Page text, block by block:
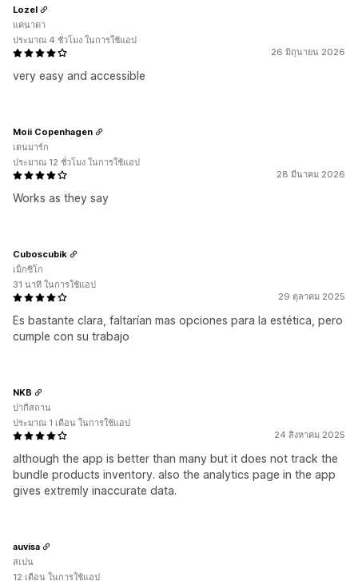
26 มิถุนายน 2026
very easy and accessible
Lozel
แคนาดา
ประมาณ 4 ชั่วโมง ในการใช้แอป
28 มีนาคม 2026
Works as they say
Moii Copenhagen
เดนมาร์ก
ประมาณ 12 ชั่วโมง ในการใช้แอป
29 ตุลาคม 2025
Es bastante clara, faltarían mas opciones para la estética, pero
cumple con su trabajo
Cuboscubik
เม็กซิโก
31 นาที ในการใช้แอป
24 สิงหาคม 2025
although the app is better than many but it does not track the
bundle products inventory. also the analytics page in the app
gives extremly inaccurate data.
NKB
ปากีสถาน
ประมาณ 1 เดือน ในการใช้แอป
auvisa
สเปน
12 เดือน ในการใช้แอป